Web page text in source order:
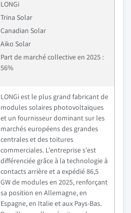
LONGi
Trina Solar
Canadian Solar
Aiko Solar
Part de marché collective en 2025 :
56%
LONGi est le plus grand fabricant de
modules solaires photovoltaïques
et un fournisseur dominant sur les
marchés européens des grandes
centrales et des toitures
commerciales. L'entreprise s'est
différenciée grâce à la technologie à
contacts arrière et a expédié 86,5
GW de modules en 2025, renforçant
sa position en Allemagne, en
Espagne, en Italie et aux Pays-Bas.